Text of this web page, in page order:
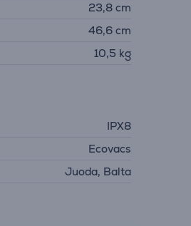
23,8 cm
46,6 cm
10,5 kg
IPX8
Ecovacs
Juoda, Balta